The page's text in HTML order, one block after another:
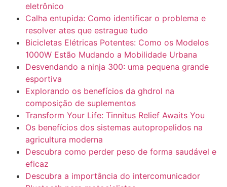
eletrônico
Calha entupida: Como identificar o problema e
resolver ates que estrague tudo
Bicicletas Elétricas Potentes: Como os Modelos
1000W Estão Mudando a Mobilidade Urbana
Desvendando a ninja 300: uma pequena grande
esportiva
Explorando os benefícios da ghdrol na
composição de suplementos
Transform Your Life: Tinnitus Relief Awaits You
Os benefícios dos sistemas autopropelidos na
agricultura moderna
Descubra como perder peso de forma saudável e
eficaz
Descubra a importância do intercomunicador